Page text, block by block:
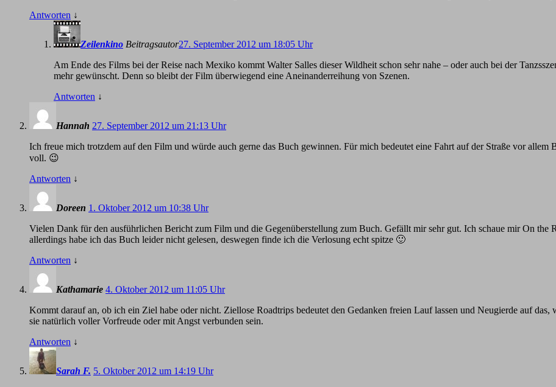
Antworten ↓
Zeilenkino Beitragsautor27. September 2012 um 18:05 Uhr
Am Ende des Films bei der Reise nach Mexiko kommt Walter Salles dieser Wildheit schon sehr nahe – oder auch bei der
mehr gewünscht. Denn so bleibt der Film überwiegend eine Aneinanderreihung von Szenen.
Antworten ↓
Hannah 27. September 2012 um 21:13 Uhr
Ich freue mich trotzdem auf den Film und würde auch gerne das Buch gewinnen. Für mich bedeutet eine Fahrt auf der Straße vor
voll. 😉
Antworten ↓
Doreen 1. Oktober 2012 um 10:38 Uhr
Vielen Dank für den ausführlichen Bericht zum Film und die Gegenüberstellung zum Buch. Gefällt mir sehr gut. Ich schaue mir On
allerdings habe ich das Buch leider nicht gelesen, deswegen finde ich die Verlosung echt spitze 🙂
Antworten ↓
Kathamarie 4. Oktober 2012 um 11:05 Uhr
Kommt darauf an, ob ich ein Ziel habe oder nicht. Ziellose Roadtrips bedeutet den Gedanken freien Lauf lassen und Neugierde auf
sie natürlich voller Vorfreude oder mit Angst verbunden sein.
Antworten ↓
Sarah F. 5. Oktober 2012 um 14:19 Uhr